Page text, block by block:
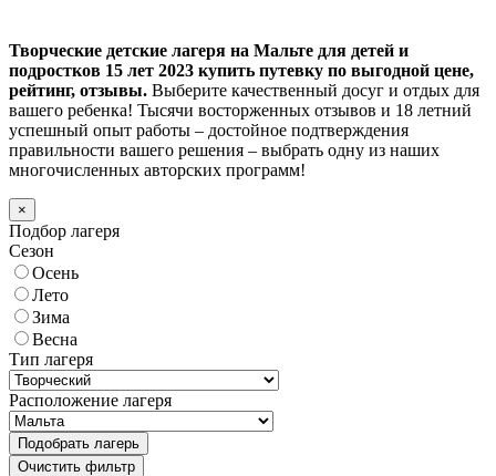
Творческие детские лагеря на Мальте для детей и
подростков 15 лет 2023 купить путевку по выгодной цене,
рейтинг, отзывы. Выберите качественный досуг и отдых для
вашего ребенка! Тысячи восторженных отзывов и 18 летний
успешный опыт работы – достойное подтверждения
правильности вашего решения – выбрать одну из наших
многочисленных авторских программ!
×
Подбор лагеря
Сезон
Осень
Лето
Зима
Весна
Тип лагеря
Расположение лагеря
Подобрать лагерь